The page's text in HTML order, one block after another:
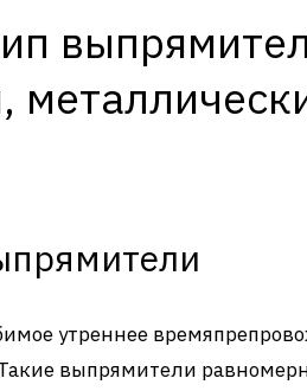
утреннее
выпрямители